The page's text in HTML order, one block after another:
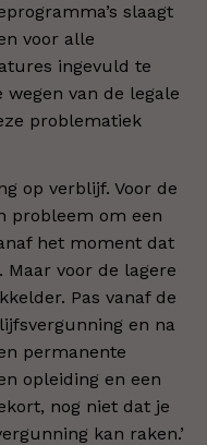
slaagt
voor alle
ingevuld te
van de legale
problematiek
op verblijf. Voor de
probleem om een
het moment dat
voor de lagere
Pas vanaf de
en na
permanente
opleiding en een
nog niet dat je
kan raken.’